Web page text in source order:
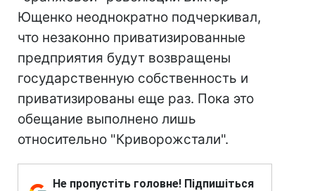
Ющенко неоднократно подчеркивал,
что незаконно приватизированные
предприятия будут возвращены
государственную собственность и
приватизированы еще раз. Пока это
обещание выполнено лишь
относительно "Криворожстали".
Не пропустіть головне! Підпишіться